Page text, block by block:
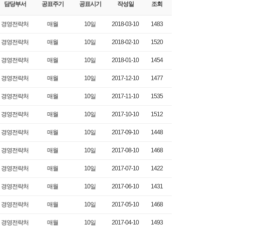
담당부서 공표주기 공표시기 작성일 조회
경영전략처 매월 10일 2018-03-10 1483
경영전략처 매월 10일 2018-02-10 1520
경영전략처 매월 10일 2018-01-10 1454
경영전략처 매월 10일 2017-12-10 1477
경영전략처 매월 10일 2017-11-10 1535
경영전략처 매월 10일 2017-10-10 1512
경영전략처 매월 10일 2017-09-10 1448
경영전략처 매월 10일 2017-08-10 1468
경영전략처 매월 10일 2017-07-10 1422
경영전략처 매월 10일 2017-06-10 1431
경영전략처 매월 10일 2017-05-10 1468
경영전략처 매월 10일 2017-04-10 1493